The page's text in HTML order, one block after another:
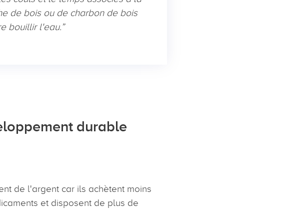
de bois ou de charbon de bois
bouillir l'eau.”
durable
de l'argent car ils achètent moins
et disposent de plus de